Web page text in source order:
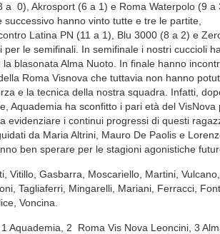
a 0), Akrosport (6 a 1) e Roma Waterpolo (9 a
successivo hanno vinto tutte e tre le partite,
Latina PN (11 a 1), Blu 3000 (8 a 2) e
per le semifinali. In semifinale i nostri cuccioli
la blasonata Alma Nuoto. In finale hanno
Roma Visnova che tuttavia non hanno
e la tecnica della nostra squadra. Infatti,
Aquademia ha sconfitto i pari età del VisNova
evidenziare i continui progressi di questi
da Maria Altrini, Mauro De Paolis e
ben sperare per le stagioni agonistiche
Vitillo, Gasbarra, Moscariello, Martini, Vulcano,
Tagliaferri, Mingarelli, Mariani, Ferracci,
Voncina.
Aquademia, 2 Roma Vis Nova Leoncini, 3